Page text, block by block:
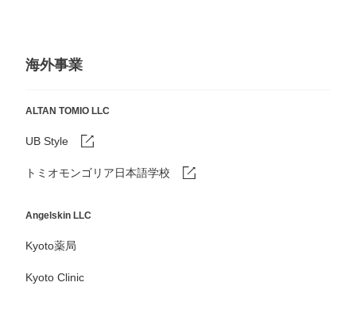
海外事業
ALTAN TOMIO LLC
UB Style
トミオモンゴリア日本語学校
Angelskin LLC
Kyoto薬局
Kyoto Clinic